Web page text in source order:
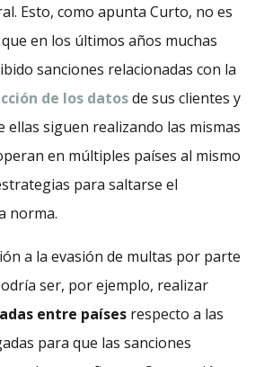
Esto, como apunta Curto, no es
en los últimos años muchas
sanciones relacionadas con la
de los datosde sus clientes y
ellas siguen realizando las mismas
en múltiples países al mismo
para saltarse el
norma.
a la evasión de multas por parte
ser, por ejemplo, realizar
entre países respecto a las
para que las sanciones